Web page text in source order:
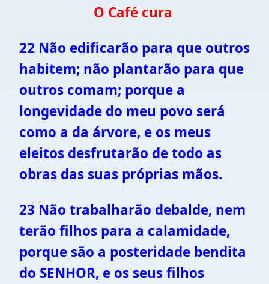
O Café cura
22 Não edificarão para que outros
habitem; não plantarão para que
outros comam; porque a
longevidade do meu povo será
como a da árvore, e os meus
eleitos desfrutarão de todo as
obras das suas próprias mãos.
23 Não trabalharão debalde, nem
terão filhos para a calamidade,
porque são a posteridade bendita
do SENHOR, e os seus filhos